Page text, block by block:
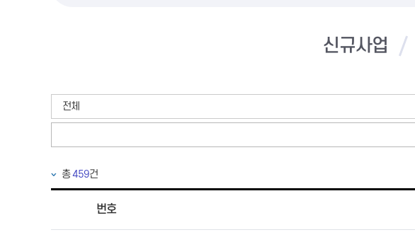
신규사업
전체
총459건
번호